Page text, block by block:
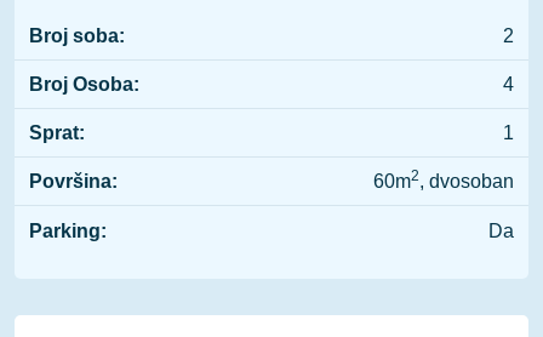
Broj soba: 2
Broj Osoba: 4
Sprat: 1
Površina: 60m2, dvosoban
Parking: Da